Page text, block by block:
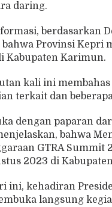
daring.
berdasarkan
bahwa Provinsi Kepri
Kabupaten Karimun.
kali ini
terkait dan
dengan paparan
bahwa
GTRA Summit
2023 di
ini, kehadiran
langsung